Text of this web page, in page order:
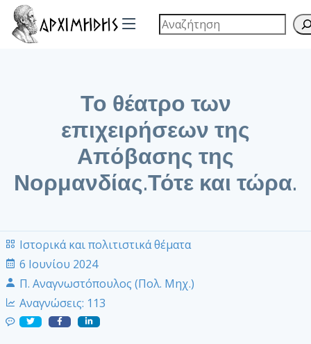
Το θέατρο των
επιχειρήσεων της
Απόβασης της
Νορμανδίας.Τότε και τώρα.
Ιστορικά και πολιτιστικά θέματα
6 Ιουνίου 2024
Π. Αναγνωστόπουλος (Πολ. Μηχ.)
Αναγνώσεις: 113